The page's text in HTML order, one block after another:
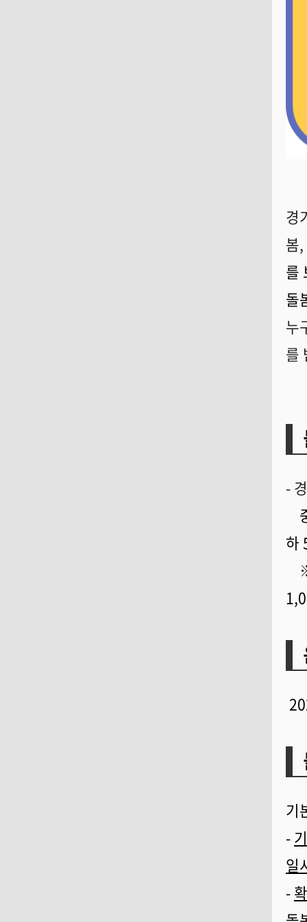
경
봄
를
돌
누
를
-
하
기
-
일
-